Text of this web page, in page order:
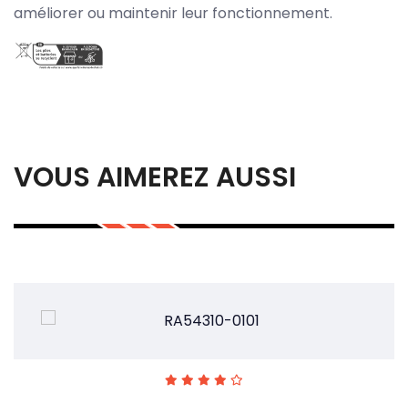
améliorer ou maintenir leur fonctionnement.
VOUS AIMEREZ AUSSI